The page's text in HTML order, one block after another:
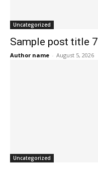
Uncategorized
Sample post title 7
Author name - August 5, 2026
Uncategorized